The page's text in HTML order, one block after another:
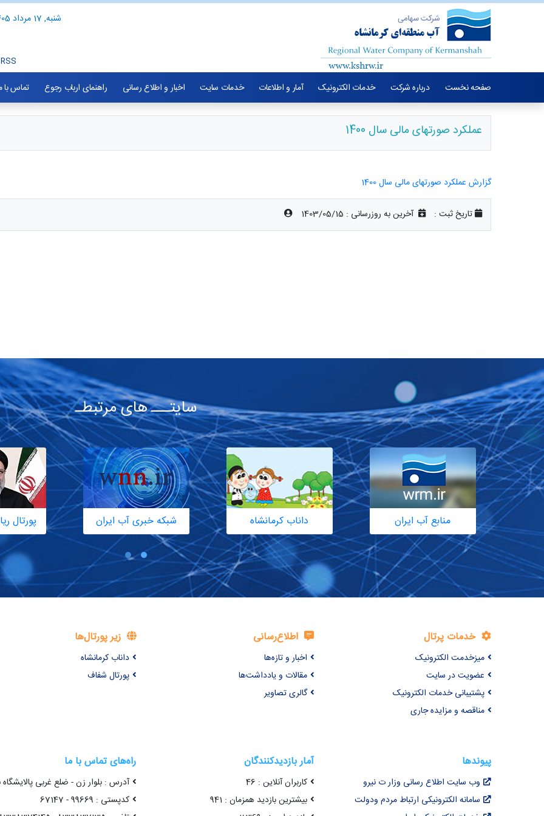
شنبه, 17 مرداد 1405
RSS
صفحه نخست درباره شرکت خدمات الکترونیک آمار و اطلاعات خدمات سایت اخبار و اطلاع رسانی راهنمای ارباب رجوع تماس با
عملکرد صورتهای مالی سال 1400
گزارش عملکرد صورتهای مالی سال 1400
تاریخ ثبت : آخرین به روزرسانی : 1403/05/15
سایتـــ های مرتبطـ
منابع آب ایران داناب کرمانشاه شبکه خبری آب ایران پورتال
خدمات پرتال
میزخدمت الکترونیک
عضویت در سایت
پشتیبانی خدمات الکترونیک
مناقصه و مزایده جاری
اطلاع‌رسانی
اخبار و تازه‌ها
مقالات و یادداشت‌ها
گالری تصاویر
زیر پورتال‌ها
داناب کرمانشاه
پورتال شفاف
پیوندها
وب سایت اطلاع رسانی وزار ت نیرو
سامانه الکترونیکی ارتباط مردم ودولت
آمار بازدیدکنندگان
کاربران آنلاین : 46
بیشترین بازدید همزمان : 941
راه‌های تماس با ما
آدرس : بلوار زن - ضلع غربی
کدپستی : 99669 - 67147